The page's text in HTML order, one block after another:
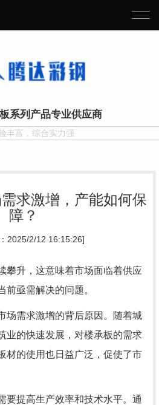
系列产品专业供应商
丰富，综合实力强
求激增，产能如何保
障？
2025/2/12 16:15:26]
攀升，这意味着市场面临着供应
前亟需解决的问题。
场需求激增的背后原因。随着城
业的快速发展，对楼承板的需求
材的使用也日益广泛，促使了市
要提高生产效率和技术水平。通